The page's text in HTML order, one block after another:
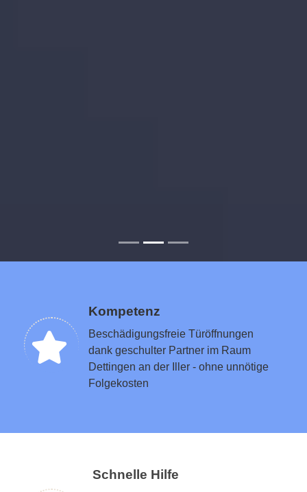
Kompetenz
Beschädigungsfreie Türöffnungen
dank geschulter Partner im Raum
Dettingen an der Iller - ohne unnötige
Folgekosten
Schnelle Hilfe